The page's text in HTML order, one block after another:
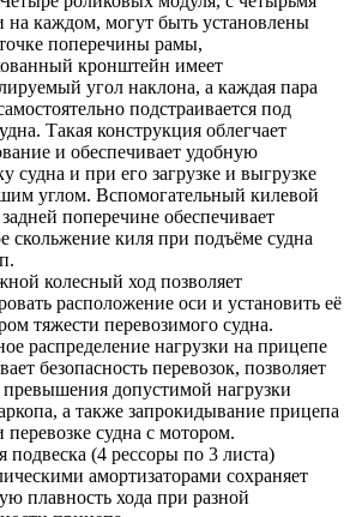
на каждом, могут быть установлены
поперечины рамы,
кронштейн имеет
угол наклона, а каждая пара
подстраивается под
Такая конструкция облегчает
и обеспечивает удобную
судна и при его загрузке и выгрузке
углом. Вспомогательный килевой
поперечине обеспечивает
скольжение киля при подъёме судна
колесный ход позволяет
расположение оси и установить её
тяжести перевозимого судна.
распределение нагрузки на прицепе
безопасность перевозок, позволяет
превышения допустимой нагрузки
а также запрокидывание прицепа
перевозке судна с мотором.
подвеска (4 рессоры по 3 листа)
амортизаторами сохраняет
плавность хода при разной